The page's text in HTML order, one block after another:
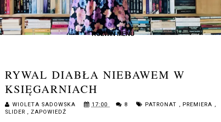
≡ ROZWIŃ MENU
RYWAL DIABŁA NIEBAWEM W
KSIĘGARNIACH
WIOLETA SADOWSKA 17:00 8 PATRONAT , PREMIERA,
SLIDER , ZAPOWIEDŹ